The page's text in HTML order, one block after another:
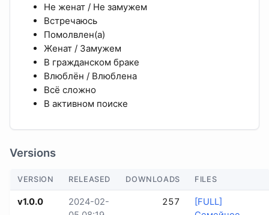
Не женат / Не замужем
Встречаюсь
Помолвлен(a)
Женат / Замужем
В гражданском браке
Влюблён / Влюблена
Всё сложно
В активном поиске
Versions
VERSION RELEASED DOWNLOADS FILES
v1.0.0
2024-02-
257
[FULL]